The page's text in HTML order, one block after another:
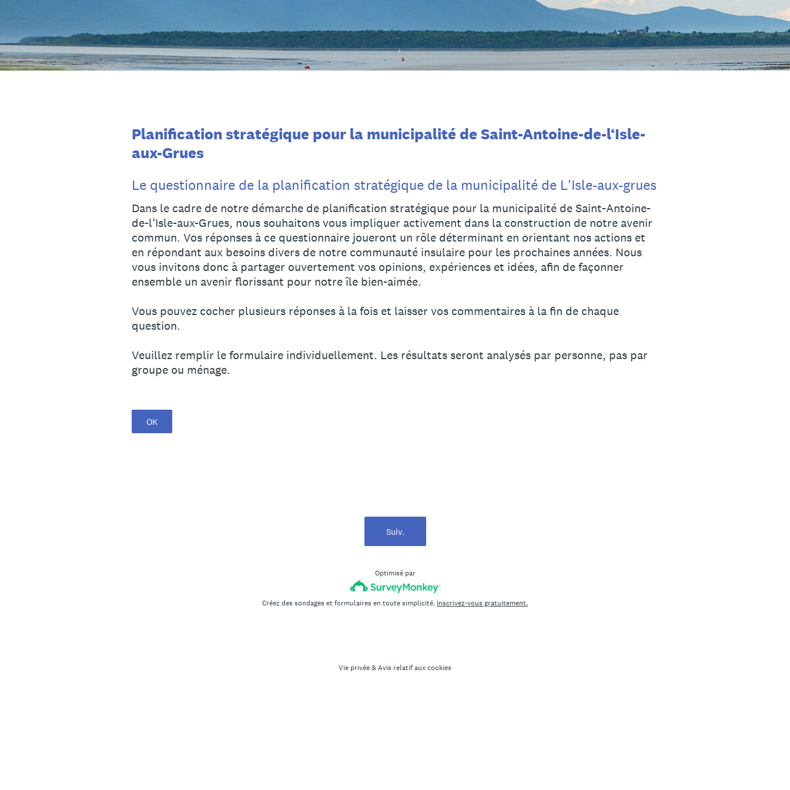
Planification stratégique pour la municipalité de Saint-Antoine-de-l‘Isle-
aux-Grues
Le questionnaire de la planification stratégique de la municipalité de L'Isle-aux-grues
Dans le cadre de notre démarche de planification stratégique pour la municipalité de Saint-Antoine-
de-l‘Isle-aux-Grues, nous souhaitons vous impliquer activement dans la construction de notre avenir
commun. Vos réponses à ce questionnaire joueront un rôle déterminant en orientant nos actions et
en répondant aux besoins divers de notre communauté insulaire pour les prochaines années. Nous
vous invitons donc à partager ouvertement vos opinions, expériences et idées, afin de façonner
ensemble un avenir florissant pour notre île bien-aimée.
Vous pouvez cocher plusieurs réponses à la fois et laisser vos commentaires à la fin de chaque
question.
Veuillez remplir le formulaire individuellement. Les résultats seront analysés par personne, pas par
groupe ou ménage.
OK
Suiv.
Optimisé par
Créez des sondages et formulaires en toute simplicité. Inscrivez-vous gratuitement.
Vie privée&Avis relatif aux cookies